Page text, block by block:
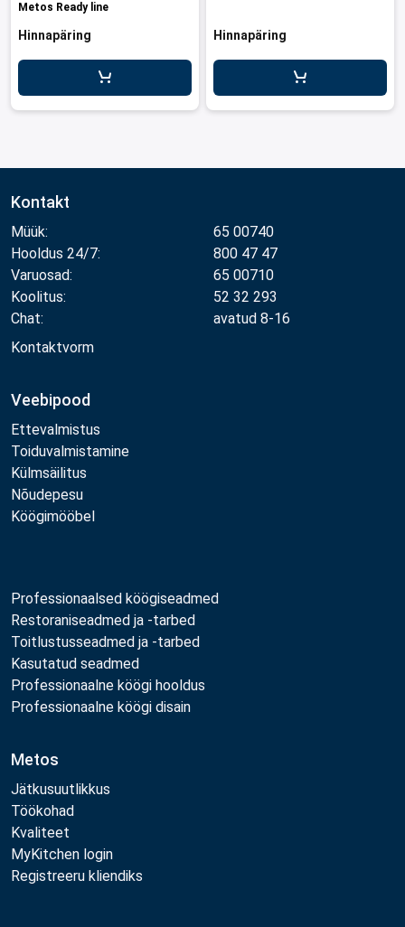
Metos Ready line
Hinnapäring Hinnapäring
Kontakt
Müük:
65 00740
Hooldus 24/7:
800 47 47
Varuosad:
65 00710
Koolitus:
52 32 293
Chat:
avatud 8-16
Kontaktvorm
Veebipood
Ettevalmistus
Toiduvalmistamine
Külmsäilitus
Nõudepesu
Köögimööbel
Professionaalsed köögiseadmed
Restoraniseadmed ja -tarbed
Toitlustusseadmed ja -tarbed
Kasutatud seadmed
Professionaalne köögi hooldus
Professionaalne köögi disain
Metos
Jätkusuutlikkus
Töökohad
Kvaliteet
MyKitchen login
Registreeru kliendiks